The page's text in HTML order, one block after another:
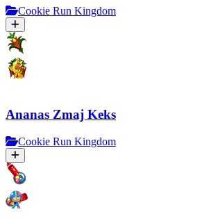
Cookie Run Kingdom
Ananas Zmaj Keks
Cookie Run Kingdom